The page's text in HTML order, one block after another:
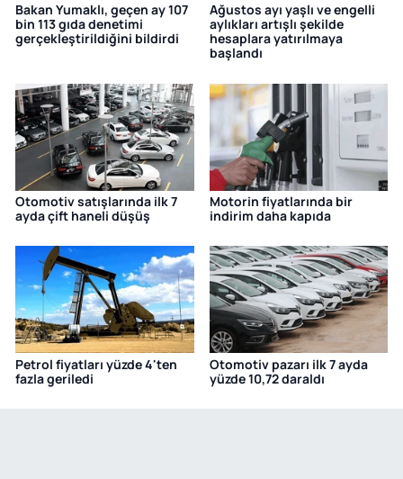
Bakan Yumaklı, geçen ay 107
bin 113 gıda denetimi
gerçekleştirildiğini bildirdi
Ağustos ayı yaşlı ve engelli
aylıkları artışlı şekilde
hesaplara yatırılmaya
başlandı
Otomotiv satışlarında ilk 7
ayda çift haneli düşüş
Motorin fiyatlarında bir
indirim daha kapıda
Petrol fiyatları yüzde 4'ten
fazla geriledi
Otomotiv pazarı ilk 7 ayda
yüzde 10,72 daraldı